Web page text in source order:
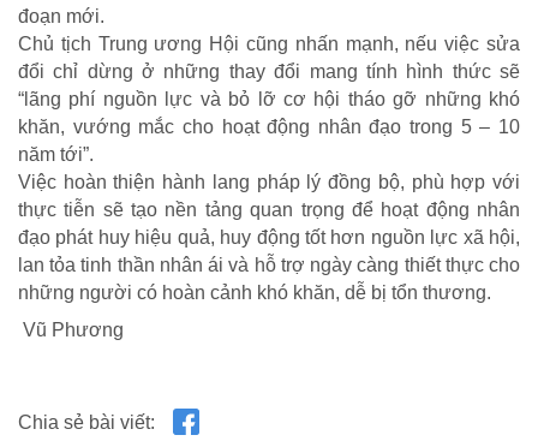
CUỘC SỐNG TƯƠI ĐẸP
Nối trọn yêu thương VTV1
Trái tim có nắng
đoạn mới.
Chủ tịch Trung ương Hội cũng nhấn mạnh, nếu việc sửa
đổi chỉ dừng ở những thay đổi mang tính hình thức sẽ
“lãng phí nguồn lực và bỏ lỡ cơ hội tháo gỡ những khó
khăn, vướng mắc cho hoạt động nhân đạo trong 5 – 10
năm tới”.
Việc hoàn thiện hành lang pháp lý đồng bộ, phù hợp với
thực tiễn sẽ tạo nền tảng quan trọng để hoạt động nhân
đạo phát huy hiệu quả, huy động tốt hơn nguồn lực xã hội,
lan tỏa tinh thần nhân ái và hỗ trợ ngày càng thiết thực cho
những người có hoàn cảnh khó khăn, dễ bị tổn thương.
Vũ Phương
Chia sẻ bài viết: